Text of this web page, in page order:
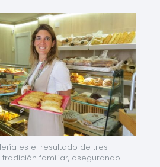
es el resultado de tres
familiar, asegurando